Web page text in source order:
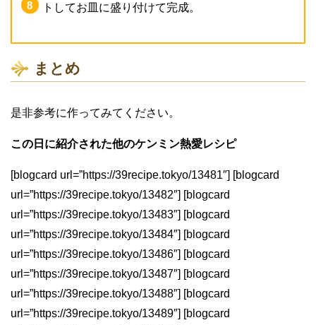
トしてお皿に盛り付けて完成。
まとめ
是非参考に作ってみてください。
この日に紹介された他のケンミン熱愛レシピ
[blogcard url=”https://39recipe.tokyo/13481″] [blogcard
url=”https://39recipe.tokyo/13482″] [blogcard
url=”https://39recipe.tokyo/13483″] [blogcard
url=”https://39recipe.tokyo/13484″] [blogcard
url=”https://39recipe.tokyo/13486″] [blogcard
url=”https://39recipe.tokyo/13487″] [blogcard
url=”https://39recipe.tokyo/13488″] [blogcard
url=”https://39recipe.tokyo/13489″] [blogcard